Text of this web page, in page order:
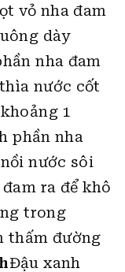
vỏ nha đam
dày
nha đam
nước cốt
1
phần nha
nước sôi
ra để khô
trong
thấm đường
Đậu xanh